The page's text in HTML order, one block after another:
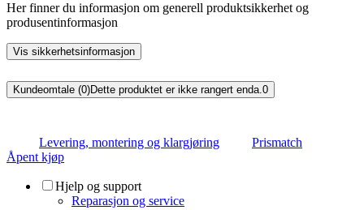
Her finner du informasjon om generell produktsikkerhet og
produsentinformasjon
Vis sikkerhetsinformasjon
Kundeomtale (0)Dette produktet er ikke rangert enda.0
Levering, montering og klargjøring
Prismatch
Åpent kjøp
Hjelp og support
Reparasjon og service